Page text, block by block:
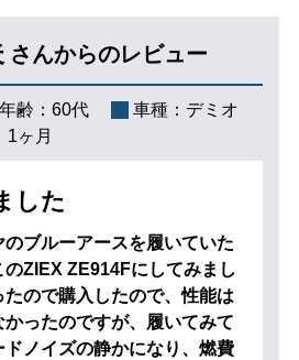
さんからのレビュー
年齢： 60代 車種： デミオ
1ヶ月
した
のブルーアースを履いていた
ZIEX ZE914Fにしてみまし
ので購入したので、性能は
ったのですが、履いてみて
ノイズの静かになり、燃費